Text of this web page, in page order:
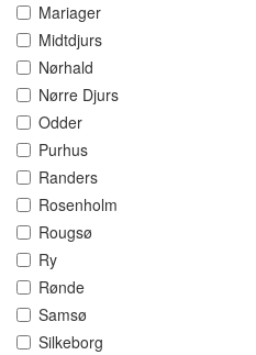
Mariager
Midtdjurs
Nørhald
Nørre Djurs
Odder
Purhus
Randers
Rosenholm
Rougsø
Ry
Rønde
Samsø
Silkeborg